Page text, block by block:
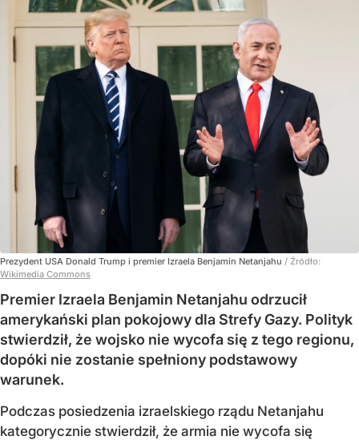
Prezydent USA Donald Trump i premier Izraela Benjamin Netanjahu / Źródło:
Wikimedia Commons
Premier Izraela Benjamin Netanjahu odrzucił
amerykański plan pokojowy dla Strefy Gazy. Polityk
stwierdził, że wojsko nie wycofa się z tego regionu,
dopóki nie zostanie spełniony podstawowy
warunek.
Podczas posiedzenia izraelskiego rządu Netanjahu
kategorycznie stwierdził, że armia nie wycofa się